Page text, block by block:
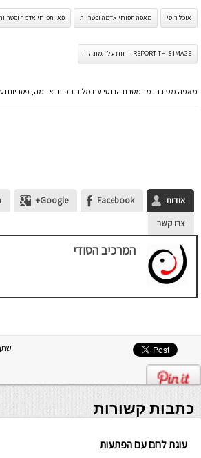
אוכל רוסי מאפה תפוחי אדמה ופטריות פאי תפוחי אדמה
REPORT THIS IMAGE - דווח על תמונה זו
מאפה מסורתי מהמטבח הרוסי עם מלית תפוחי אדמה, פטריות
אודות Facebook
Google+
צרו קשר
המרכיב הסודי
כתבות קשורות
עוגת לחם עם הפתעות